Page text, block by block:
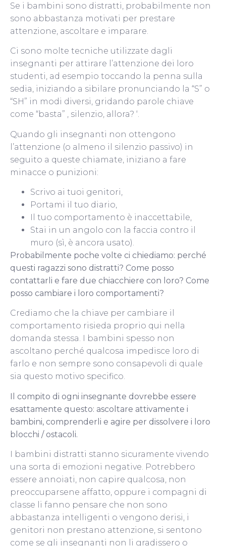
Se i bambini sono distratti, probabilmente non
sono abbastanza motivati ​​per prestare
attenzione, ascoltare e imparare.
Ci sono molte tecniche utilizzate dagli
insegnanti per attirare l’attenzione dei loro
studenti, ad esempio toccando la penna sulla
sedia, iniziando a sibilare pronunciando la “S” o
“SH” in modi diversi, gridando parole chiave
come “basta” , silenzio, allora? ‘.
Quando gli insegnanti non ottengono
l’attenzione (o almeno il silenzio passivo) in
seguito a queste chiamate, iniziano a fare
minacce o punizioni:
Scrivo ai tuoi genitori,
Portami il tuo diario,
Il tuo comportamento è inaccettabile,
Stai in un angolo con la faccia contro il
muro (sì, è ancora usato).
Probabilmente poche volte ci chiediamo: perché
questi ragazzi sono distratti? Come posso
contattarli e fare due chiacchiere con loro? Come
posso cambiare i loro comportamenti?
Crediamo che la chiave per cambiare il
comportamento risieda proprio qui nella
domanda stessa.
I bambini spesso non
ascoltano perché qualcosa impedisce loro di
farlo e non sempre sono consapevoli di quale
sia questo motivo specifico.
Il compito di ogni insegnante dovrebbe essere
esattamente questo: ascoltare attivamente i
bambini, comprenderli e agire per dissolvere i loro
blocchi / ostacoli.
I bambini distratti stanno sicuramente vivendo
una sorta di emozioni negative. Potrebbero
essere annoiati, non capire qualcosa, non
preoccuparsene affatto, oppure i compagni di
classe li fanno pensare che non sono
abbastanza intelligenti o vengono derisi, i
genitori non prestano attenzione, si sentono
come se gli insegnanti non li gradissero o